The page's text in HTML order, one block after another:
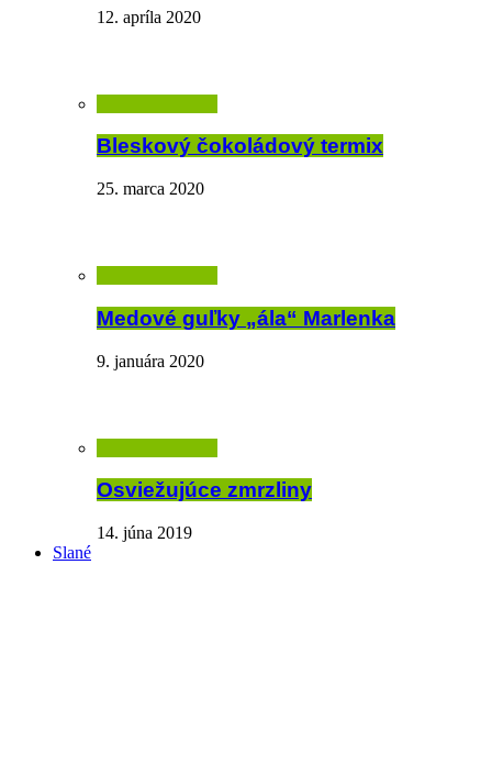
12. apríla 2020
Bleskový čokoládový termix
25. marca 2020
Medové guľky „ála“ Marlenka
9. januára 2020
Osviežujúce zmrzliny
14. júna 2019
Slané